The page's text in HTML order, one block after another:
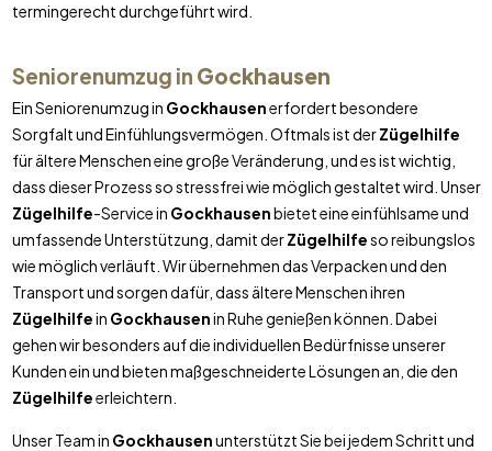
termingerecht durchgeführt wird.
Seniorenumzug in Gockhausen
Ein Seniorenumzug in Gockhausenerfordert besondere
Sorgfalt und Einfühlungsvermögen. Oftmals ist derZügelhilfe
für ältere Menschen eine große Veränderung, und es ist wichtig,
dass dieser Prozess so stressfrei wie möglich gestaltet wird. Unser
Zügelhilfe-Service in Gockhausenbietet eine einfühlsame und
umfassende Unterstützung, damit derZügelhilfeso reibungslos
wie möglich verläuft. Wir übernehmen das Verpacken und den
Transport und sorgen dafür, dass ältere Menschen ihren
Zügelhilfein Gockhausenin Ruhe genießen können. Dabei
gehen wir besonders auf die individuellen Bedürfnisse unserer
Kunden ein und bieten maßgeschneiderte Lösungen an, die den
Zügelhilfeerleichtern.
Unser Team in Gockhausenunterstützt Sie bei jedem Schritt und